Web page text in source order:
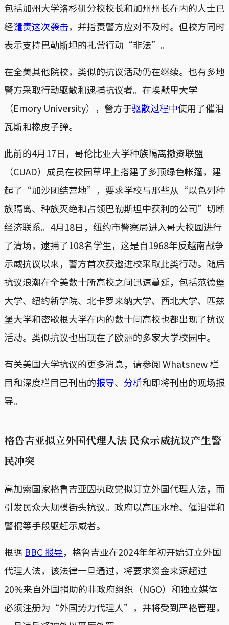
包括加州大学洛杉矶分校校长和加州州长在内的人士已
经谴责这次袭击，并指责警方应对不及时。但校方同时
表示支持巴勒斯坦的扎营行动“非法”。
在全美其他院校，类似的抗议活动仍在继续。也有多地
警方采取行动驱散和逮捕抗议者。在埃默里大学
（Emory University），警方于驱散过程中使用了催泪
瓦斯和橡皮子弹。
此前的4月17日，哥伦比亚大学种族隔离撤资联盟
（CUAD）成员在校园草坪上搭建了多顶绿色帐篷，建
起了“加沙团结营地”，要求学校与那些从“以色列种
族隔离、种族灭绝和占领巴勒斯坦中获利的公司”切断
经济联系。4月18日，纽约市警察局进入哥大校园进行
了清场，逮捕了108名学生，这是自1968年反越南战争
示威抗议以来，警方首次获邀进校采取此类行动。随后
抗议浪潮在全美数十所高校之间迅速蔓延，包括范德堡
大学、纽约新学院、北卡罗来纳大学、西北大学、匹兹
堡大学和密歇根大学在内的数十间高校也都出现了抗议
活动。类似抗议也出现在了欧洲的多家大学校园中。
有关美国大学抗议的更多消息，请参阅 Whatsnew 栏
目和深度栏目已刊出的报导、 分析和即将刊出的现场报
导。
格鲁吉亚拟立外国代理人法 民众示威抗议产生警
民冲突
高加索国家格鲁吉亚因执政党拟订立外国代理人法，而
引发民众大规模街头抗议。政府以高压水枪、催泪弹和
警棍等手段驱赶示威者。
根据 BBC 报导，格鲁吉亚在2024年年初开始订立外国
代理人法，该法律一旦通过，将要求资金来源超过
20%来自外国捐助的非政府组织（NGO）和独立媒体
必须注册为“外国势力代理人”，并将受到严格管理，